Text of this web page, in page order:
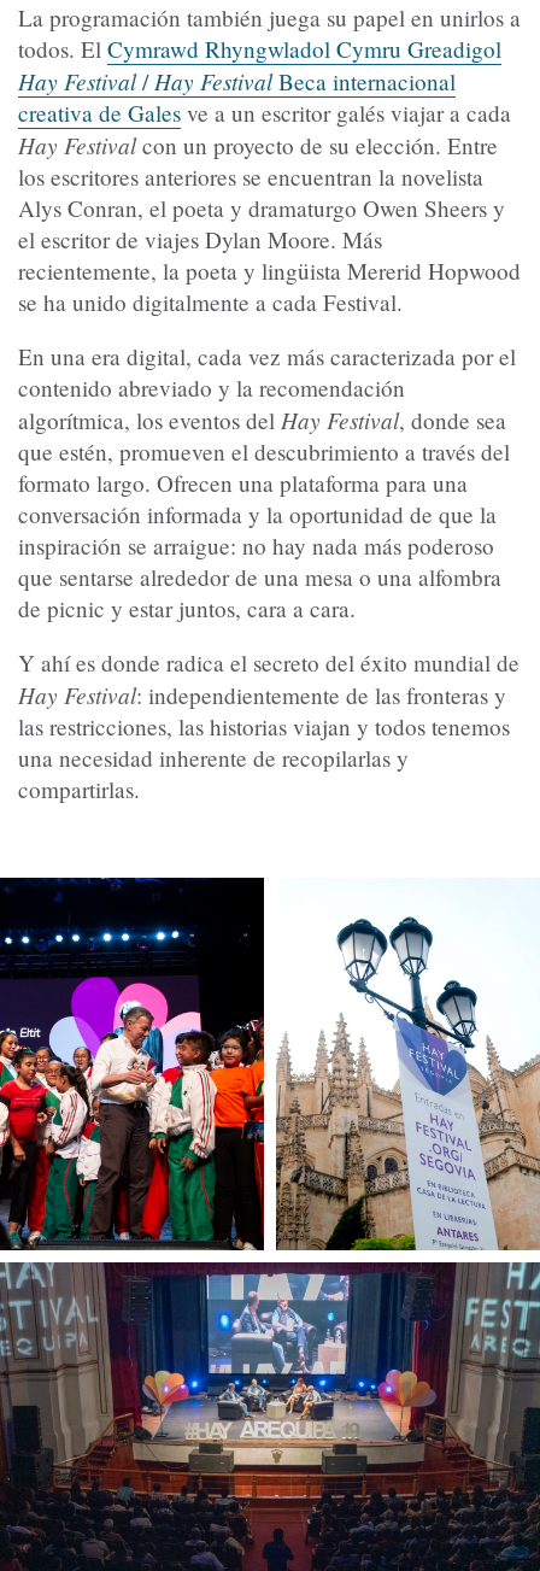
La programación también juega su papel en unirlos a
todos. El Cymrawd Rhyngwladol Cymru Greadigol
Hay Festival/ Hay FestivalBeca internacional
creativa de Gales ve a un escritor galés viajar a cada
Hay Festivalcon un proyecto de su elección. Entre
los escritores anteriores se encuentran la novelista
Alys Conran, el poeta y dramaturgo Owen Sheers y
el escritor de viajes Dylan Moore. Más
recientemente, la poeta y lingüista Mererid Hopwood
se ha unido digitalmente a cada Festival.
En una era digital, cada vez más caracterizada por el
contenido abreviado y la recomendación
algorítmica, los eventos del Hay Festival, donde sea
que estén, promueven el descubrimiento a través del
formato largo. Ofrecen una plataforma para una
conversación informada y la oportunidad de que la
inspiración se arraigue: no hay nada más poderoso
que sentarse alrededor de una mesa o una alfombra
de picnic y estar juntos, cara a cara.
Y ahí es donde radica el secreto del éxito mundial de
Hay Festival: independientemente de las fronteras y
las restricciones, las historias viajan y todos tenemos
una necesidad inherente de recopilarlas y
compartirlas.